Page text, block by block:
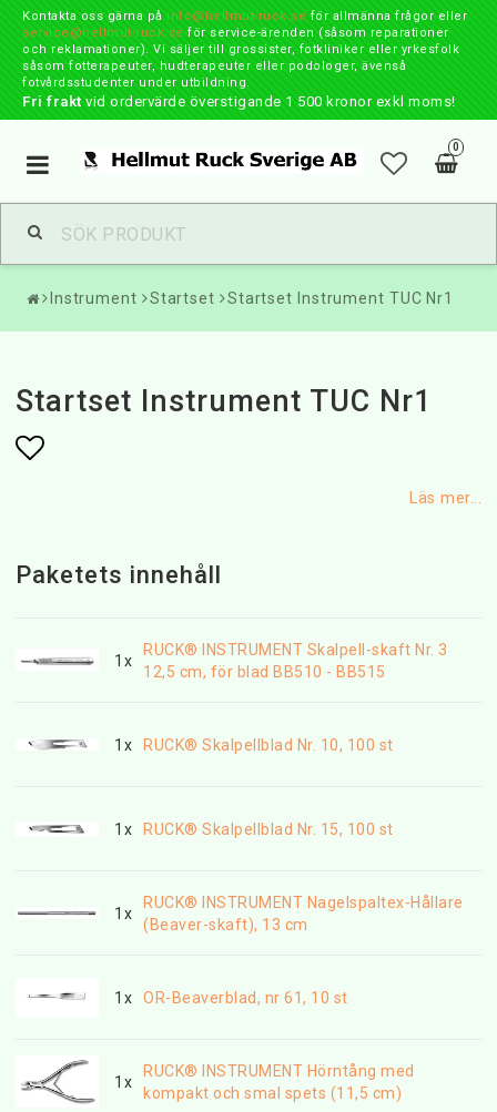
Kontakta oss gärna på info@hellmut-ruck.se för allmänna frågor eller
service@hellmut-ruck.se för service-ärenden (såsom reparationer
och reklamationer). Vi säljer till grossister, fotkliniker eller yrkesfolk
såsom fotterapeuter, hudterapeuter eller podologer, ävenså
fotvårdsstudenter under utbildning.
Fri frakt vid ordervärde överstigande 1 500 kronor exkl moms!
0
Toggle
navigation
Instrument Startset Startset Instrument TUC Nr1
Startset Instrument TUC Nr1
Läs mer...
Paketets innehåll
1x
RUCK® INSTRUMENT Skalpell-skaft Nr. 3
12,5 cm, för blad BB510 - BB515
1x RUCK® Skalpellblad Nr. 10, 100 st
1x RUCK® Skalpellblad Nr. 15, 100 st
1x
RUCK® INSTRUMENT Nagelspaltex-Hållare
(Beaver-skaft), 13 cm
1x OR-Beaverblad, nr 61, 10 st
1x
RUCK® INSTRUMENT Hörntång med
kompakt och smal spets (11,5 cm)